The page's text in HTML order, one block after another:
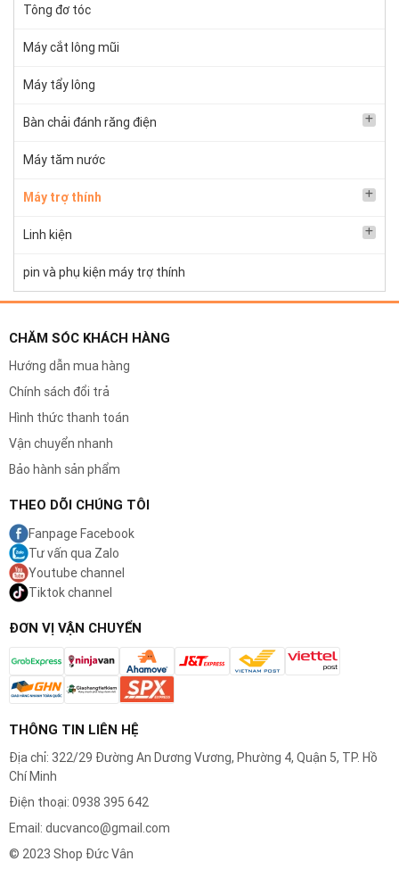
Tông đơ tóc
Máy cắt lông mũi
Máy tẩy lông
Bàn chải đánh răng điện
Máy tăm nước
Máy trợ thính
Linh kiện
pin và phụ kiện máy trợ thính
CHĂM SÓC KHÁCH HÀNG
Hướng dẫn mua hàng
Chính sách đổi trả
Hình thức thanh toán
Vận chuyển nhanh
Bảo hành sản phẩm
THEO DÕI CHÚNG TÔI
Fanpage Facebook
Tư vấn qua Zalo
Youtube channel
Tiktok channel
ĐƠN VỊ VẬN CHUYỂN
THÔNG TIN LIÊN HỆ
Địa chỉ: 322/29 Đường An Dương Vương, Phường 4, Quận 5, TP. Hồ
Chí Minh
Điện thoại: 0938 395 642
Email: ducvanco@gmail.com
© 2023 Shop Đức Vân